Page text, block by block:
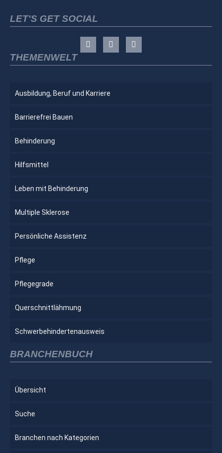
LET'S GET SOCIAL
THEMENWELT
Ausbildung, Beruf und Karriere
Barrierefrei Bauen
Behinderung
Hilfsmittel
Leben mit Behinderung
Multiple Sklerose
Persönliche Assistenz
Pflege
Pflegegrade
Querschnittlähmung
Schwerbehindertenausweis
BRANCHENBUCH
Übersicht
Suche
Branchen nach Kategorien